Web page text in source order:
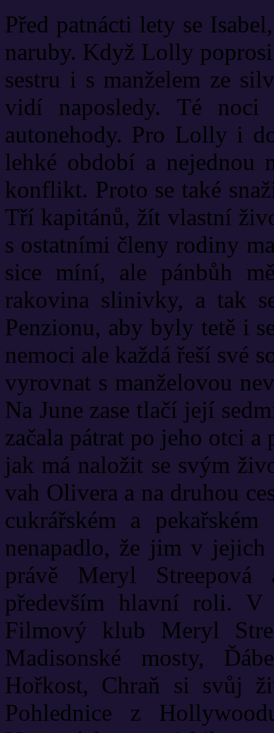
Před patnácti lety se
naruby. Když Lolly
sestru i s manželem ze
vidí naposledy. Té noci
autonehody. Pro Lolly i
lehké období a nejednou
konflikt. Proto se také
Tří kapitánů, žít vlastní
s ostatními členy rodiny
sice míní, ale pánbůh
rakovina slinivky, a tak
Penzionu, aby byly tetě i
nemoci ale každá řeší své
vyrovnat s manželovou
Na June zase tlačí její
začala pátrat po jeho otci
jak má naložit se svým
vah Olivera a na druhou
cukrářském a
nenapadlo, že jim v jejich
právě Meryl
především hlavní roli. V
Filmový klub Meryl
Madisonské mosty,
Hořkost, Chraň si svůj
Pohlednice z